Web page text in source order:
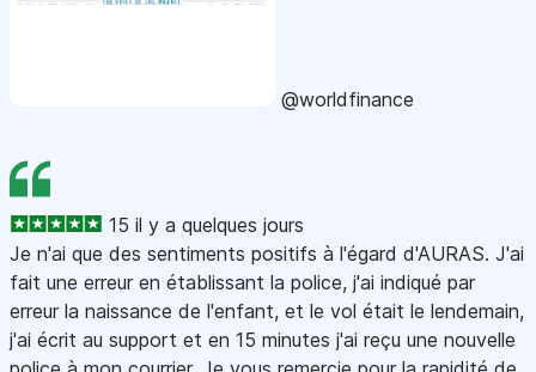
@worldfinance
15 il y a quelques jours
Je n'ai que des sentiments positifs à l'égard d'AURAS. J'ai
fait une erreur en établissant la police, j'ai indiqué par
erreur la naissance de l'enfant, et le vol était le lendemain,
j'ai écrit au support et en 15 minutes j'ai reçu une nouvelle